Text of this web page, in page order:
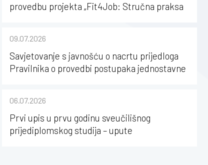
provedbu projekta „Fit4Job: Stručna praksa
09.07.2026
Savjetovanje s javnošću o nacrtu prijedloga
Pravilnika o provedbi postupaka jednostavne
Strossmayera u Osijeku
06.07.2026
Prvi upis u prvu godinu sveučilišnog
prijediplomskog studija – upute